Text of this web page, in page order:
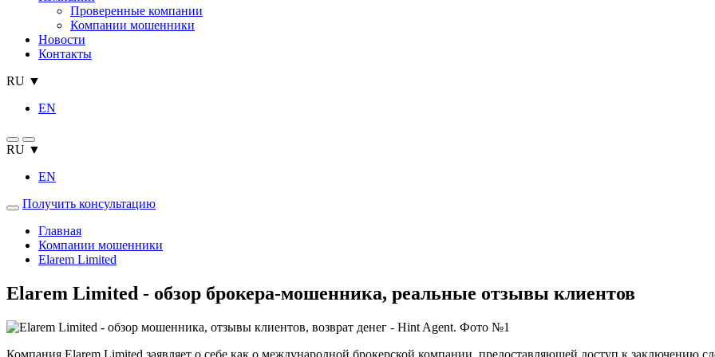
Проверенные компании
Компании мошенники
Новости
Контакты
RU ▼
EN
RU ▼
EN
Получить консультацию
Главная
Компании мошенники
Elarem Limited
Elarem Limited - обзор брокера-мошенника, реальные отзывы клиентов
Компания Elarem Limited заявляет о себе как о международной брокерской компании, предоставляющей доступ к